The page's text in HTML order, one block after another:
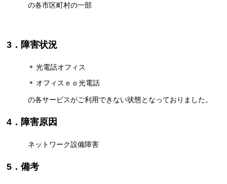
の各市区町村の一部
3．障害状況
光電話オフィス
オフィスｅｏ光電話
の各サービスがご利用できない状態となっておりました。
4．障害原因
ネットワーク設備障害
5．備考